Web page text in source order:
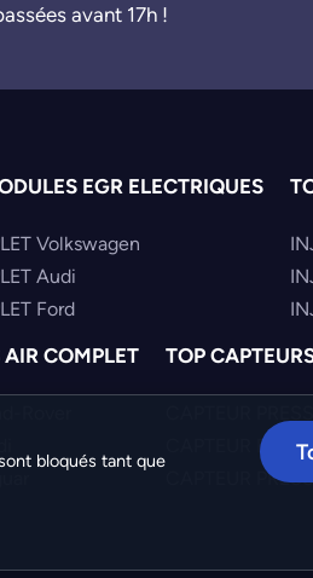
avant 17h !
EGR ELECTRIQUES
Volkswagen
Audi
Ford
AIR COMPLET TOP
CAPTEUR
CAPTEUR
bloqués tant que